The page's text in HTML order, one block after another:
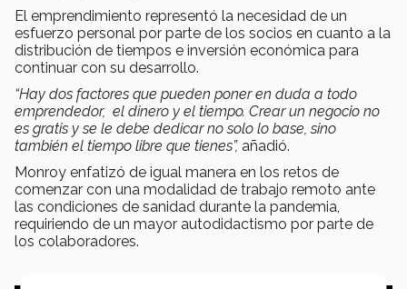
El emprendimiento representó la necesidad de un
esfuerzo personal por parte de los socios en cuanto a la
distribución de tiempos e inversión económica para
continuar con su desarrollo.
“Hay dos factores que pueden poner en duda a todo
emprendedor, el dinero y el tiempo. Crear un negocio no
es gratis y se le debe dedicar no solo lo base, sino
también el tiempo libre que tienes”, añadió.
Monroy enfatizó de igual manera en los retos de
comenzar con una modalidad de trabajo remoto ante
las condiciones de sanidad durante la pandemia,
requiriendo de un mayor autodidactismo por parte de
los colaboradores.